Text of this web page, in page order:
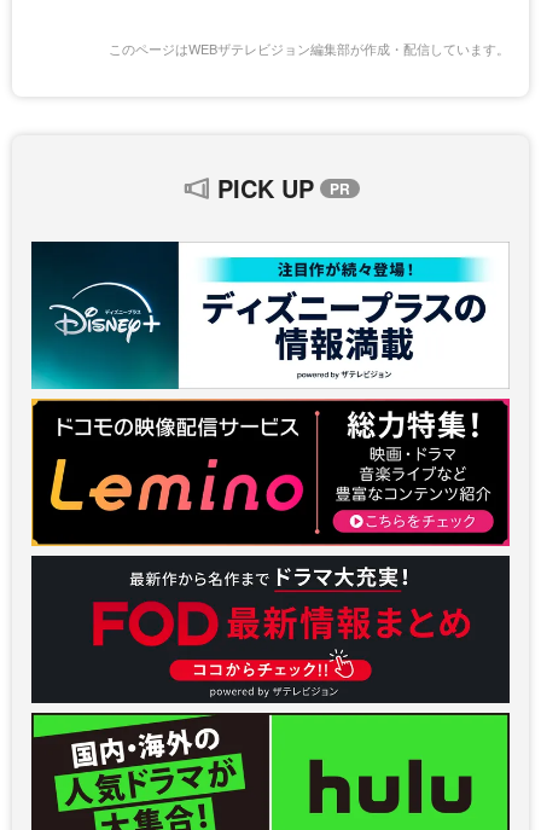
このページはWEBザテレビジョン編集部が作成・配信しています。
PICK UP